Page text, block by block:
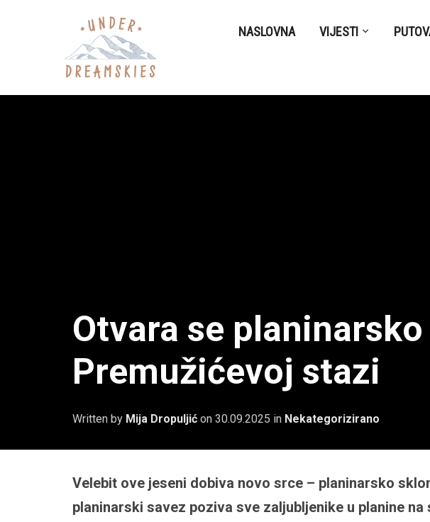
NASLOVNA VIJESTI
Otvara se
Premužićevoj stazi
Written by Mija Dropuljić on 30.09.2025 in Nekategorizirano
Velebit ove jeseni dobiva novo srce – planinarsko
planinarski savez poziva sve zaljubljenike u planine